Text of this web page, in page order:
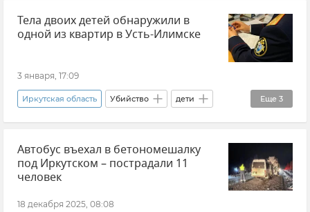
Новости
Тела двоих детей обнаружили в
одной из квартир в Усть-Илимске
3 января, 17:09
Еще 3
Иркутская область Убийство дети
СК РФ (Следственный комитет Российской Федерации)
Происшествия Новости
Автобус въехал в бетономешалку
под Иркутском – пострадали 11
человек
18 декабря 2025, 08:08